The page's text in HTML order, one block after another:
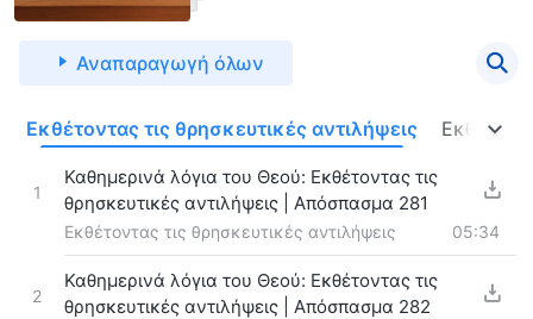
Αναπαραγωγή όλων
Εκθέτοντας τις θρησκευτικές αντιλήψεις
1
Καθημερινά λόγια του Θεού: Εκθέτοντας τις
θρησκευτικές αντιλήψεις | Απόσπασμα 281
Εκθέτοντας τις θρησκευτικές αντιλήψεις 05:34
2
Καθημερινά λόγια του Θεού: Εκθέτοντας τις
θρησκευτικές αντιλήψεις | Απόσπασμα 282